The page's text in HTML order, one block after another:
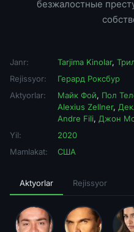
безжалостные
Janr: Tarjima Kinolar,
Rejissyor:
Герард Роксбур
Aktyorlar:
Майк Фой, Пол
Alexius Zellner,
Andre Fili, Джон
Yil:
2020
Mamlakat:
США
Aktyorlar Rejissyor